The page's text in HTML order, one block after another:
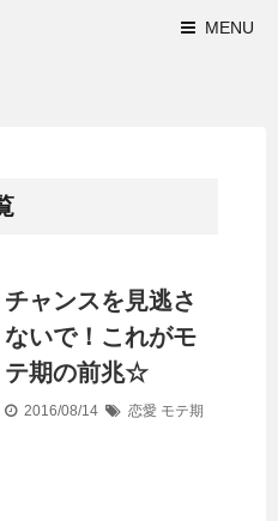
MENU
チャンスを見逃さ
ないで！これがモ
テ期の前兆☆
2016/08/14 恋愛 モテ期